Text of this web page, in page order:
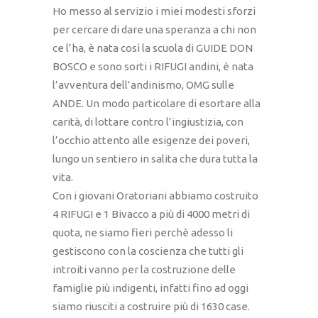
Ho messo al servizio i miei modesti sforzi
per cercare di dare una speranza a chi non
ce l’ha, è nata così la scuola di GUIDE DON
BOSCO e sono sorti i RIFUGI andini, è nata
l’avventura dell’andinismo, OMG sulle
ANDE. Un modo particolare di esortare alla
carità, di lottare contro l’ingiustizia, con
l’occhio attento alle esigenze dei poveri,
lungo un sentiero in salita che dura tutta la
vita.
Con i giovani Oratoriani abbiamo costruito
4 RIFUGI e 1 Bivacco a più di 4000 metri di
quota, ne siamo fieri perchè adesso li
gestiscono con la coscienza che tutti gli
introiti vanno per la costruzione delle
famiglie più indigenti, infatti fino ad oggi
siamo riusciti a costruire più di 1630 case.